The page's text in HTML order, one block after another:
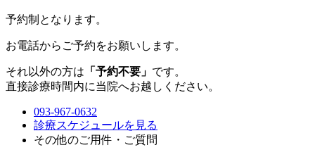
予約制 となります。
お電話からご予約をお願いします。
それ以外の方は 「予約不要」 です。
直接診療時間内に当院へお越しください。
093-967-0632
診療スケジュールを見る
その他のご用件・ご質問